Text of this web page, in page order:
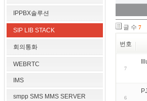
IPPBX솔루션
SIP LIB STACK
회의통화
WEBRTC
IMS
smpp SMS MMS SERVER
글 수 7
번호
7
6